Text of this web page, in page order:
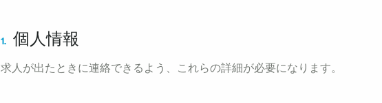
1. 個人情報
求人が出たときに連絡できるよう、これらの詳細が必要になります。